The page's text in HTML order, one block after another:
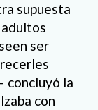
supuesta
ser
concluyó la
con